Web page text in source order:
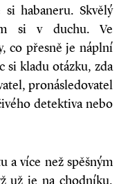
habaneru. Skvělý
si v duchu. Ve
co přesně je náplní
si kladu otázku, zda
pronásledovatel
detektiva nebo
a více než spěšným
už je na chodníku,